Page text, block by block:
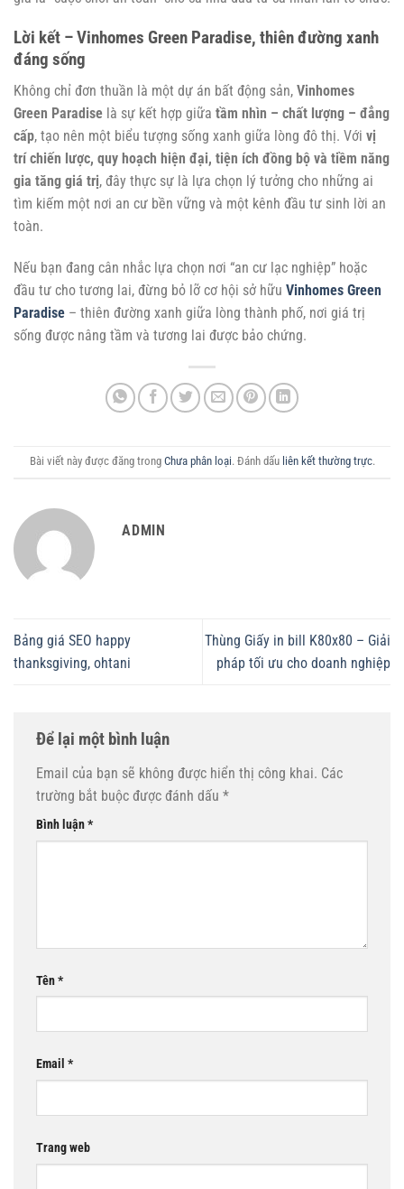
Lời kết – Vinhomes Green Paradise, thiên đường xanh
đáng sống
Không chỉ đơn thuần là một dự án bất động sản, Vinhomes
Green Paradise là sự kết hợp giữa tầm nhìn – chất lượng – đẳng
cấp, tạo nên một biểu tượng sống xanh giữa lòng đô thị. Với vị
trí chiến lược, quy hoạch hiện đại, tiện ích đồng bộ và tiềm năng
gia tăng giá trị, đây thực sự là lựa chọn lý tưởng cho những ai
tìm kiếm một nơi an cư bền vững và một kênh đầu tư sinh lời an
toàn.
Nếu bạn đang cân nhắc lựa chọn nơi “an cư lạc nghiệp” hoặc
đầu tư cho tương lai, đừng bỏ lỡ cơ hội sở hữu Vinhomes Green
Paradise – thiên đường xanh giữa lòng thành phố, nơi giá trị
sống được nâng tầm và tương lai được bảo chứng.
Bài viết này được đăng trong Chưa phân loại. Đánh dấu liên kết thường trực.
ADMIN
Bảng giá SEO happy
thanksgiving, ohtani
Thùng Giấy in bill K80x80 – Giải
pháp tối ưu cho doanh nghiệp
Để lại một bình luận
Email của bạn sẽ không được hiển thị công khai. Các
trường bắt buộc được đánh dấu *
Bình luận*
Tên*
Email *
Trang web